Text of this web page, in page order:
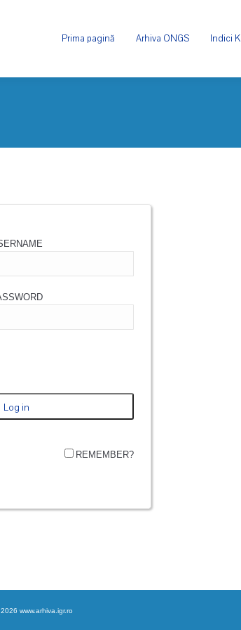
Prima pagină Arhiva ONGS Indici K
REMEMBER?
www.arhiva.igr.ro